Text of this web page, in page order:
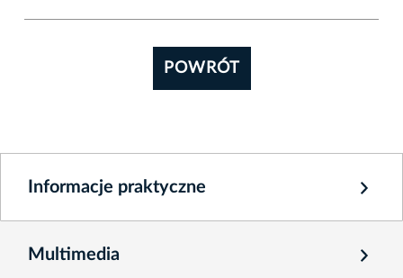
POWRÓT
Informacje praktyczne
Multimedia